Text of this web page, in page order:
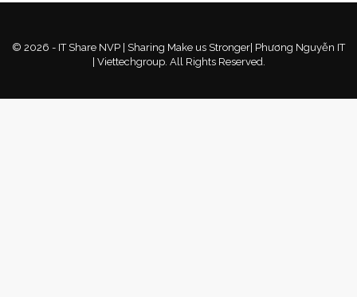
© 2026 - IT Share NVP | Sharing Make us Stronger| Phương Nguyễn IT
| Viettechgroup. All Rights Reserved.